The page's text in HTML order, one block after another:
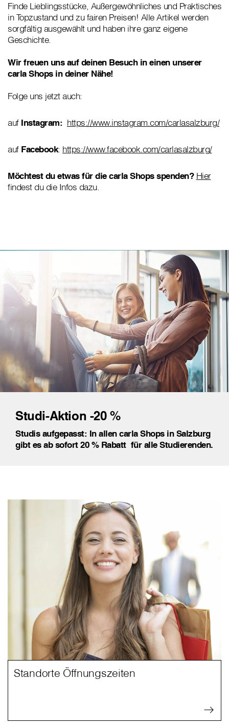
Finde Lieblingsstücke, Außergewöhnliches und Praktisches
in Topzustand und zu fairen Preisen! Alle Artikel werden
sorgfältig ausgewählt und haben ihre ganz eigene
Geschichte.
Wir freuen uns auf deinen Besuch in einen unserer
carla Shops in deiner Nähe!
Folge uns jetzt auch:
auf Instagram: https://www.instagram.com/carlasalzburg/
auf Facebook: https://www.facebook.com/carlasalzburg/
Möchtest du etwas für die carla Shops spenden? Hier
findest du die Infos dazu.
Studi-Aktion -20 %
Studis aufgepasst: In allen carla Shops in Salzburg
gibt es ab sofort 20 % Rabatt 󠀥 für alle Studierenden.
Standorte Öffnungszeiten